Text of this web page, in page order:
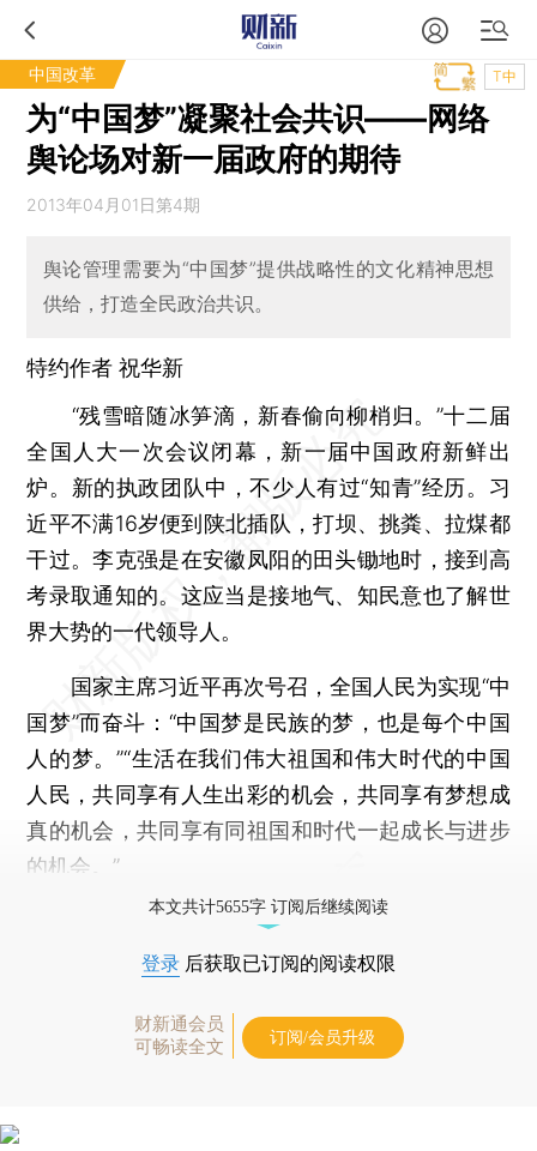
中国改革 T中
为“中国梦”凝聚社会共识——网络
舆论场对新一届政府的期待
2013年04月01日第4期
舆论管理需要为“中国梦”提供战略性的文化精神思想
供给，打造全民政治共识。
特约作者 祝华新
“残雪暗随冰笋滴，新春偷向柳梢归。”十二届
全国人大一次会议闭幕，新一届中国政府新鲜出
炉。新的执政团队中，不少人有过“知青”经历。习
近平不满16岁便到陕北插队，打坝、挑粪、拉煤都
干过。李克强是在安徽凤阳的田头锄地时，接到高
考录取通知的。这应当是接地气、知民意也了解世
界大势的一代领导人。
国家主席习近平再次号召，全国人民为实现“中
国梦”而奋斗：“中国梦是民族的梦，也是每个中国
人的梦。”“生活在我们伟大祖国和伟大时代的中国
人民，共同享有人生出彩的机会，共同享有梦想成
真的机会，共同享有同祖国和时代一起成长与进步
的机会。”
本文共计5655字 订阅后继续阅读
登录 后获取已订阅的阅读权限
财新通会员
可畅读全文
订阅/会员升级